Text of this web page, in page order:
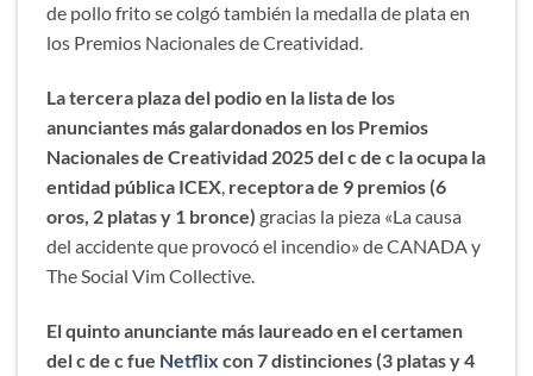
de pollo frito se colgó también la medalla de plata en
los Premios Nacionales de Creatividad.
La tercera plaza del podio en la lista de los
anunciantes más galardonados en los Premios
Nacionales de Creatividad 2025 del c de c la ocupa la
entidad pública ICEX, receptora de 9 premios (6
oros, 2 platas y 1 bronce) gracias la pieza «La causa
del accidente que provocó el incendio» de CANADA y
The Social Vim Collective.
El quinto anunciante más laureado en el certamen
del c de c fue Netflix con 7 distinciones (3 platas y 4